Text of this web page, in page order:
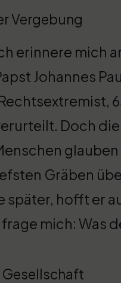
Vergebung
erinnere mich
Johannes
Doch die
Gräben
hofft er
mich: Was
Gesellschaft